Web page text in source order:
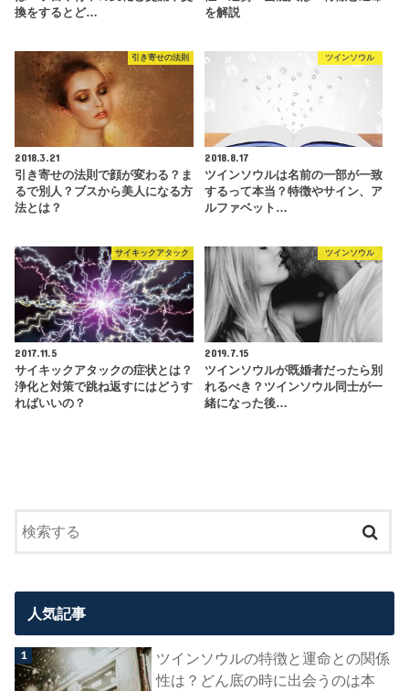
換をするとど…
を解説
引き寄せの法則
2018.3.21
引き寄せの法則で顔が変わる？ま
るで別人？ブスから美人になる方
法とは？
ツインソウル
2018.8.17
ツインソウルは名前の一部が一致
するって本当？特徴やサイン、ア
ルファベット…
サイキックアタック
2017.11.5
サイキックアタックの症状とは？
浄化と対策で跳ね返すにはどうす
ればいいの？
ツインソウル
2019.7.15
ツインソウルが既婚者だったら別
れるべき？ツインソウル同士が一
緒になった後…
人気記事
ツインソウルの特徴と運命との関係
性は？どん底の時に出会うのは本